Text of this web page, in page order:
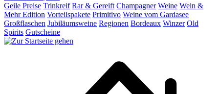
Geile Preise Trinkreif Rar & Gereift Champagner Weine Wein &
Mehr Edition Vorteilspakete Primitivo Weine vom Gardasee
Großflaschen Jubiläumsweine Regionen Bordeaux Winzer Old
Spirits Gutscheine